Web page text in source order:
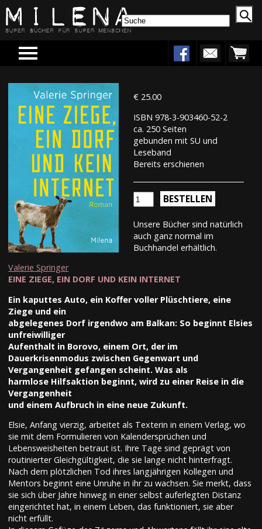
Menu
€ 25.00
ISBN 978-3-903460-52-2
ca. 250 Seiten
gebunden mit SU und
Leseband
Bereits erschienen
BESTELLEN
Unsere Bücher sind natürlich
auch ganz normal im
Buchhandel erhältlich.
Valerie Springer
EINE ZIEGE, EIN DORF UND KEIN INTERNET
Ein kaputtes Auto, ein Koffer voller Plüschtiere, eine
Ziege und ein
abgelegenes Dorf irgendwo am Balkan: So beginnt Elsies
unfreiwilliger
Aufenthalt in Borovo, einem Ort, der im
Dauerkrisenmodus zwischen Gegenwart und
Vergangenheit gefangen scheint. Was als
harmlose Hilfsaktion beginnt, wird zu einer Reise in die
Vergangenheit
und einem Aufbruch in eine neue Zukunft.
Elsie, Anfang vierzig, arbeitet als Texterin in einem Verlag, wo
sie mit dem Formulieren von Kalendersprüchen und
Lebensweisheiten betraut ist. Ihre Tage sind geprägt von
routinierter Gleichgültigkeit, die sie lange nicht hinterfragt.
Nach dem plötzlichen Tod ihres langjährigen Kollegen und
Mentors beginnt eine Unruhe in ihr zu wachsen. Sie merkt, dass
sie sich über Jahre hinweg in einer selbst auferlegten Distanz
eingerichtet hat, in einem Leben, das funktioniert, sie aber
nicht erfüllt.